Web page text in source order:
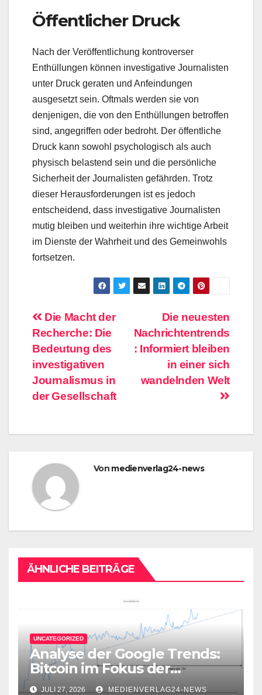
Öffentlicher Druck
Nach der Veröffentlichung kontroverser
Enthüllungen können investigative Journalisten
unter Druck geraten und Anfeindungen
ausgesetzt sein. Oftmals werden sie von
denjenigen, die von den Enthüllungen betroffen
sind, angegriffen oder bedroht. Der öffentliche
Druck kann sowohl psychologisch als auch
physisch belastend sein und die persönliche
Sicherheit der Journalisten gefährden. Trotz
dieser Herausforderungen ist es jedoch
entscheidend, dass investigative Journalisten
mutig bleiben und weiterhin ihre wichtige Arbeit
im Dienste der Wahrheit und des Gemeinwohls
fortsetzen.
Beitragsnavigation
Die neuesten
Nachrichtentrends
: Informiert bleiben
in einer sich
wandelnden Welt
Die Macht der
Recherche: Die
Bedeutung des
investigativen
Journalismus in
der Gesellschaft
Von medienverlag24-news
ÄHNLICHE BEITRÄGE
UNCATEGORIZED
Analyse der Google Trends:
Bitcoin im Fokus der
Aufmerksamkeit
JULI 27, 2026 MEDIENVERLAG24-NEWS